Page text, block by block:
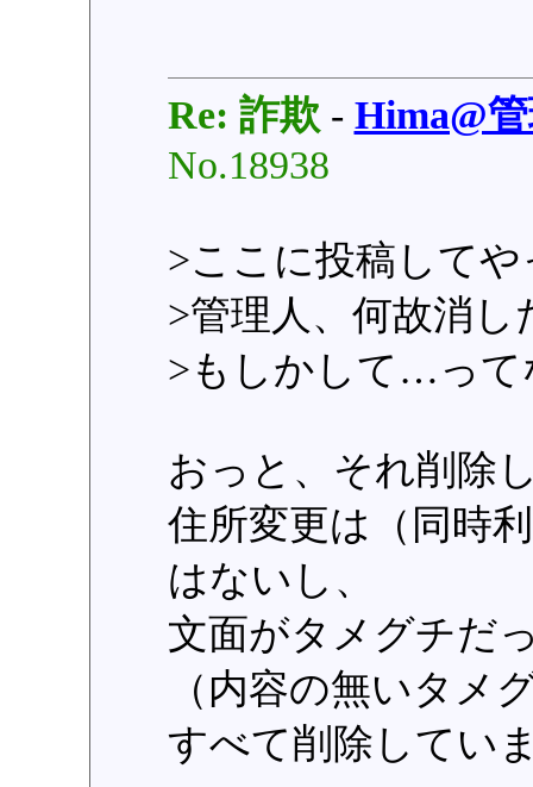
Re: 詐欺 - Hima@
No.18938
>ここに投稿して
>管理人、何故消し
>もしかして…って
おっと、それ削除
住所変更は（同時
はないし、
文面がタメグチだ
（内容の無いタメ
すべて削除してい